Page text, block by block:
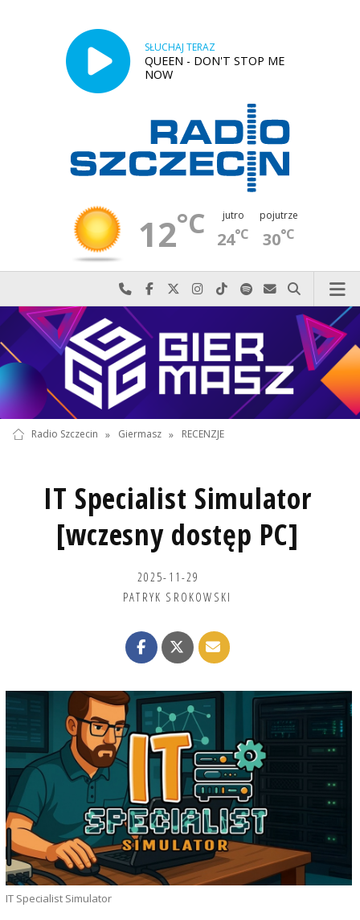
SŁUCHAJ TERAZ
QUEEN - DON'T STOP ME
NOW
12°C jutro
24°C
pojutrze
30°C
Najlepiej po prostu do nas zadzwoń
Odwiedź nas na Facebook-u
Odwiedź nas na X
Odwiedź nas na Instagram-ie
Odwiedź nas na TikTok-u
Szukaj nas na Spotify
Wyślij do nas
Szukaj
Radio Szczecin » Giermasz » RECENZJE
IT Specialist Simulator
[wczesny dostęp PC]
2025-11-29
PATRYK SROKOWSKI
IT Specialist Simulator